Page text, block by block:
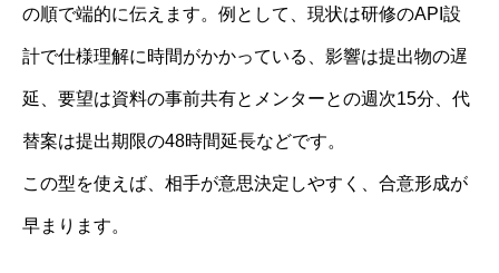
の順で端的に伝えます。例として、現状は研修のAPI設
計で仕様理解に時間がかかっている、影響は提出物の遅
延、要望は資料の事前共有とメンターとの週次15分、代
替案は提出期限の48時間延長などです。
この型を使えば、相手が意思決定しやすく、合意形成が
早まります。